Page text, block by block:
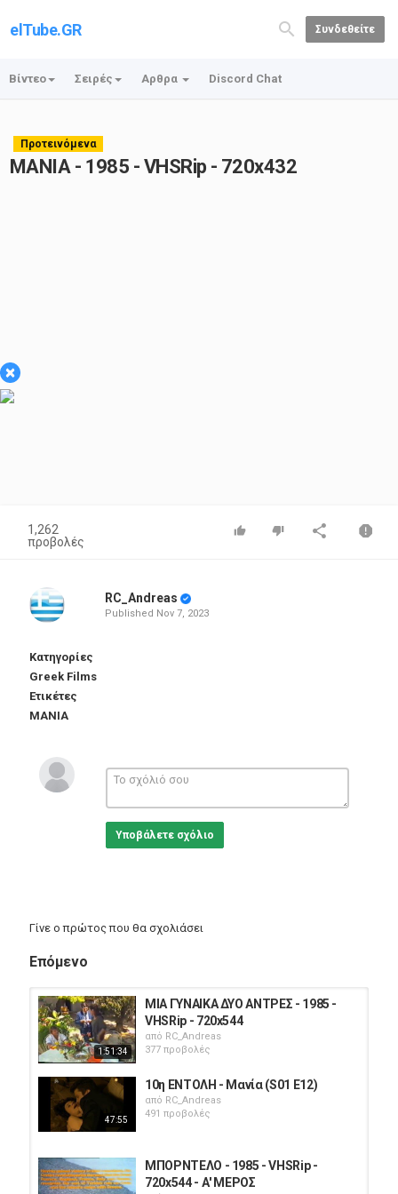
elTube.GR Συνδεθείτε
Βίντεο Σειρές Αρθρα Discord Chat
Προτεινόμενα
ΜΑΝΙΑ - 1985 - VHSRip - 720x432
×
1,262
προβολές
RC_Andreas
Published Nov 7, 2023
Κατηγορίες
Greek Films
Ετικέτες
ΜΑΝΙΑ
Υποβάλετε σχόλιο
Γίνε ο πρώτος που θα σχολιάσει
Επόμενο
1:51:34
ΜΙΑ ΓΥΝΑΙΚΑ ΔΥΟ ΑΝΤΡΕΣ - 1985 -
VHSRip - 720x544
από RC_Andreas
377 προβολές
47:55
10η ΕΝΤΟΛΗ - Μανία (S01 E12)
από RC_Andreas
491 προβολές
ΜΠΟΡΝΤΕΛΟ - 1985 - VHSRip -
720x544 - Α' ΜΕΡΟΣ